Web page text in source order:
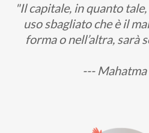
"Il capitale, in quanto
uso sbagliato che è il
forma o nell’altra, sarà
---